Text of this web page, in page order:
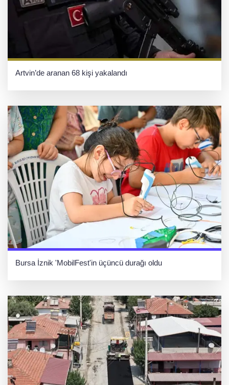
Artvin’de aranan 68 kişi yakalandı
Bursa İznik 'MobilFest'in üçüncü durağı oldu